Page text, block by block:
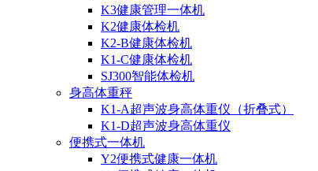
K3健康管理一体机
K2健康体检机
K2-B健康体检机
K1-C健康体检机
SJ300智能体检机
身高体重秤
K1-A超声波身高体重仪（折叠式）
K1-D超声波身高体重仪
便携式一体机
Y2便携式健康一体机